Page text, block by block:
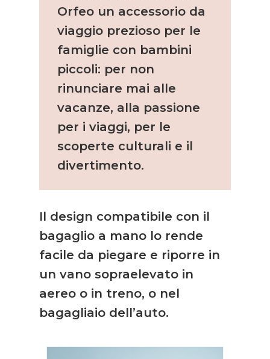
Orfeo un accessorio da
viaggio prezioso per le
famiglie con bambini
piccoli: per non
rinunciare mai alle
vacanze, alla passione
per i viaggi, per le
scoperte culturali e il
divertimento.
Il design compatibile con il
bagaglio a mano lo rende
facile da piegare e riporre in
un vano sopraelevato in
aereo o in treno, o nel
bagagliaio dell’auto.